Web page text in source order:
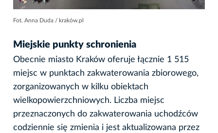
Fot. Anna Duda / kraków.pl
Miejskie punkty schronienia
Obecnie miasto Kraków oferuje łącznie 1 515
miejsc w punktach zakwaterowania zbiorowego,
zorganizowanych w kilku obiektach
wielkopowierzchniowych. Liczba miejsc
przeznaczonych do zakwaterowania uchodźców
codziennie się zmienia i jest aktualizowana przez